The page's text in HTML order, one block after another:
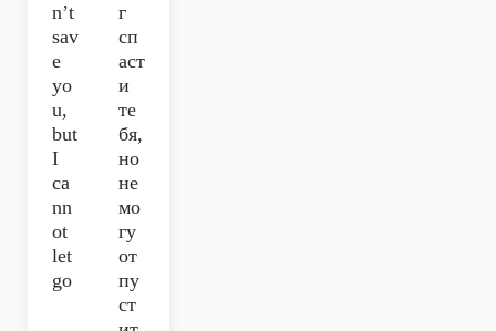
n’t
sav
e
yo
u,
but
I
ca
nn
ot
let
go
г
сп
аст
и
те
бя,
но
не
мо
гу
от
пу
ст